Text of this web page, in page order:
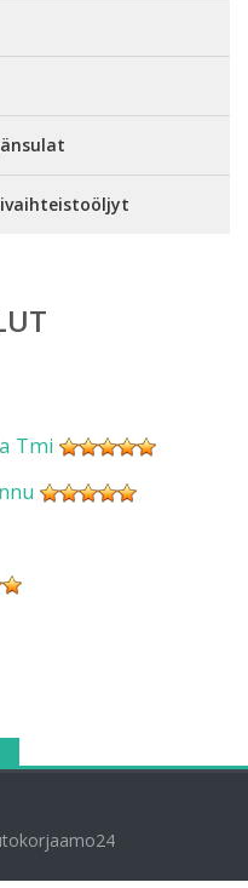
Tmi